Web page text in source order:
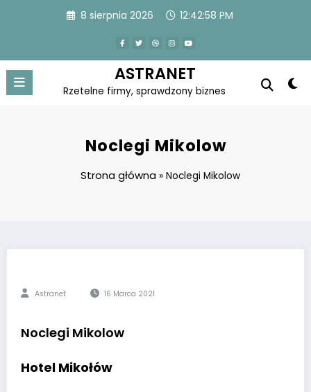
8 sierpnia 2026 12:42:59 PM
ASTRANET
Rzetelne firmy, sprawdzony biznes
Noclegi Mikolow
Strona główna» Noclegi Mikolow
Astranet 16 Marca 2021
Noclegi Mikolow
Hotel Mikołów